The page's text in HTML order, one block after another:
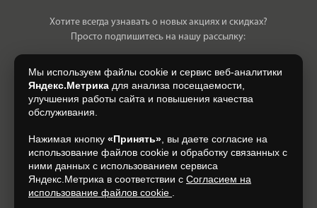
Хотите всегда узнавать о новых акциях и скидках?
Просто подпишитесь на нашу рассылку:
Нажимая на кнопку, я даю свое согласие на обработку моих
персональных данных, на условиях и для целей, определенных в
Подписаться
+7 (930) 305-85-90
Мы используем файлы cookie и сервис веб-аналитики
Яндекс.Метрика для анализа посещаемости,
улучшения работы сайта и повышения качества
обслуживания.
Нажимая кнопку «Принять» , вы даете согласие на
использование файлов cookie и обработку связанных с
ними данных с использованием сервиса
Яндекс.Метрика в соответствии с Согласием на
использование файлов cookie